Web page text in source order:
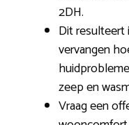
2DH.
Dit resulteert
vervangen
zeep en
Vraag een